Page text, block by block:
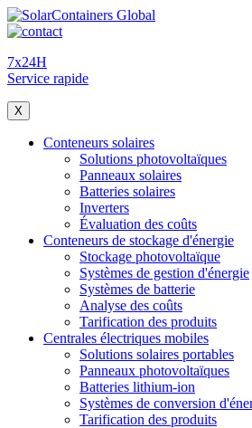
7x24H
Service rapide
X
Conteneurs solaires
Solutions photovoltaïques
Panneaux solaires
Batteries solaires
Inverters
Évaluation des coûts
Conteneurs de stockage d'énergie
Stockage photovoltaïque
Systèmes de gestion d'énergie
Systèmes de batterie
Analyse des coûts
Tarification des produits
Centrales électriques mobiles
Solutions solaires portables
Panneaux photovoltaïques
Batteries lithium-ion
Systèmes de conversion
Tarification des produits